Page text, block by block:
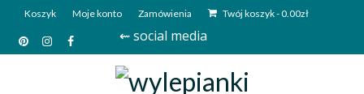
Koszyk Moje konto Zamówienia Twój koszyk-0.00zł
⇜ social media